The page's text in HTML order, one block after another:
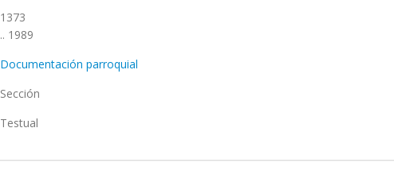
1373
.. 1989
Documentación parroquial
Sección
Testual